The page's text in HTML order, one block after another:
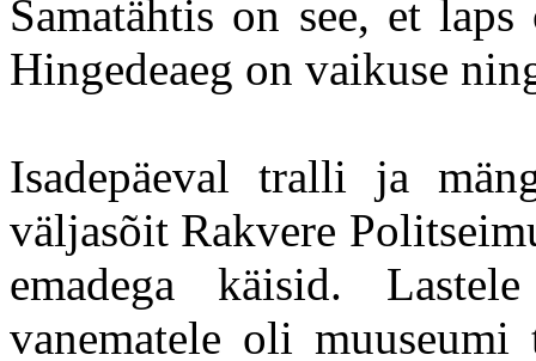
Samatähtis on see, et
Hingedeaeg on vaikuse
Isadepäeval tralli ja
väljasõit Rakvere
emadega käisid.
vanematele oli